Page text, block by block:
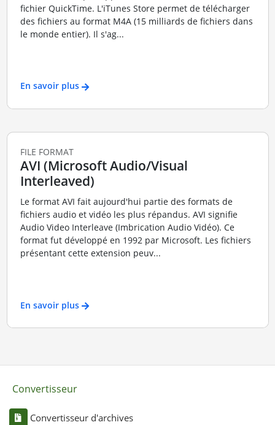
fichier QuickTime. L'iTunes Store permet de télécharger
des fichiers au format M4A (15 milliards de fichiers dans
le monde entier). Il s'ag...
En savoir plus
FILE FORMAT
AVI (Microsoft Audio/Visual
Interleaved)
Le format AVI fait aujourd'hui partie des formats de
fichiers audio et vidéo les plus répandus. AVI signifie
Audio Video Interleave (Imbrication Audio Vidéo). Ce
format fut développé en 1992 par Microsoft. Les fichiers
présentant cette extension peuv...
En savoir plus
Convertisseur
Convertisseur d'archives